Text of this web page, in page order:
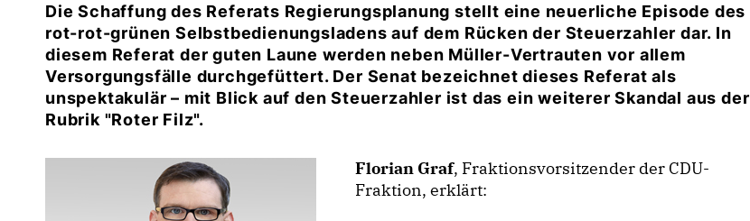
Die Schaffung des Referats Regierungsplanung stellt eine neuerliche Episode des
rot-rot-grünen Selbstbedienungsladens auf dem Rücken der Steuerzahler dar. In
diesem Referat der guten Laune werden neben Müller-Vertrauten vor allem
Versorgungsfälle durchgefüttert. Der Senat bezeichnet dieses Referat als
unspektakulär – mit Blick auf den Steuerzahler ist das ein weiterer Skandal aus der
Rubrik "Roter Filz".
Florian Graf, Fraktionsvorsitzender der CDU-
Fraktion, erklärt: